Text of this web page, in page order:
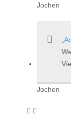
Jochen
Jochen